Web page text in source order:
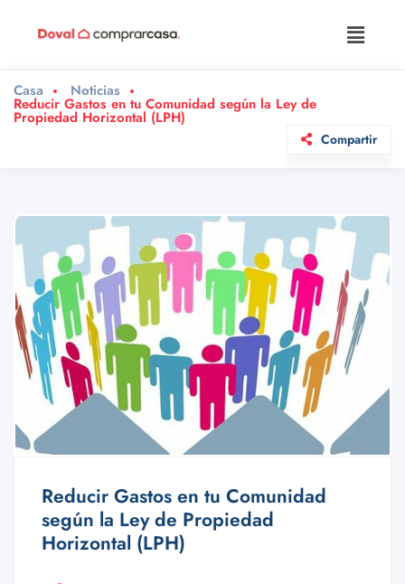
Casa Noticias
Reducir Gastos en tu Comunidad según la Ley de
Propiedad Horizontal (LPH)
Compartir
Reducir Gastos en tu Comunidad
según la Ley de Propiedad
Horizontal (LPH)